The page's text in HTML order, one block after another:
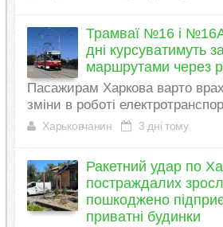
Трамваї №16 і
дні курсуватимуть
маршрутами через
Пасажирам Харкова варто
зміни в роботі
Харьковчанин 3 дні тому
Ракетний удар по
постраждалих
пошкоджено
приватні будинки